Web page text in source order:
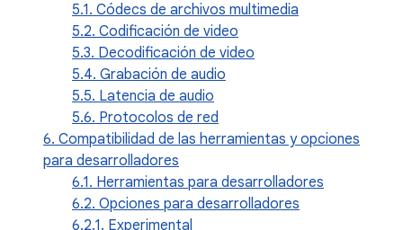
5.1. Códecs de archivos multimedia
5.2. Codificación de video
5.3. Decodificación de video
5.4. Grabación de audio
5.5. Latencia de audio
5.6. Protocolos de red
6. Compatibilidad de las herramientas y opciones
para desarrolladores
6.1. Herramientas para desarrolladores
6.2. Opciones para desarrolladores
6.2.1. Experimental